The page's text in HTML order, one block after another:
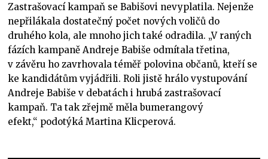
Zastrašovací kampaň se Babišovi nevyplatila. Nejenže
nepřilákala dostatečný počet nových voličů do
druhého kola, ale mnoho jich také odradila. „V raných
fázích kampaně Andreje Babiše odmítala třetina,
v závěru ho zavrhovala téměř polovina občanů, kteří se
ke kandidátům vyjádřili. Roli jistě hrálo vystupování
Andreje Babiše v debatách i hrubá zastrašovací
kampaň. Ta tak zřejmě měla bumerangový
efekt,“ podotýká Martina Klicperová.